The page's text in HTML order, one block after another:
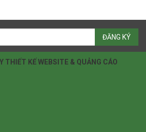
ĐĂNG KÝ
THIẾT KẾ WEBSITE & QUẢNG CÁO